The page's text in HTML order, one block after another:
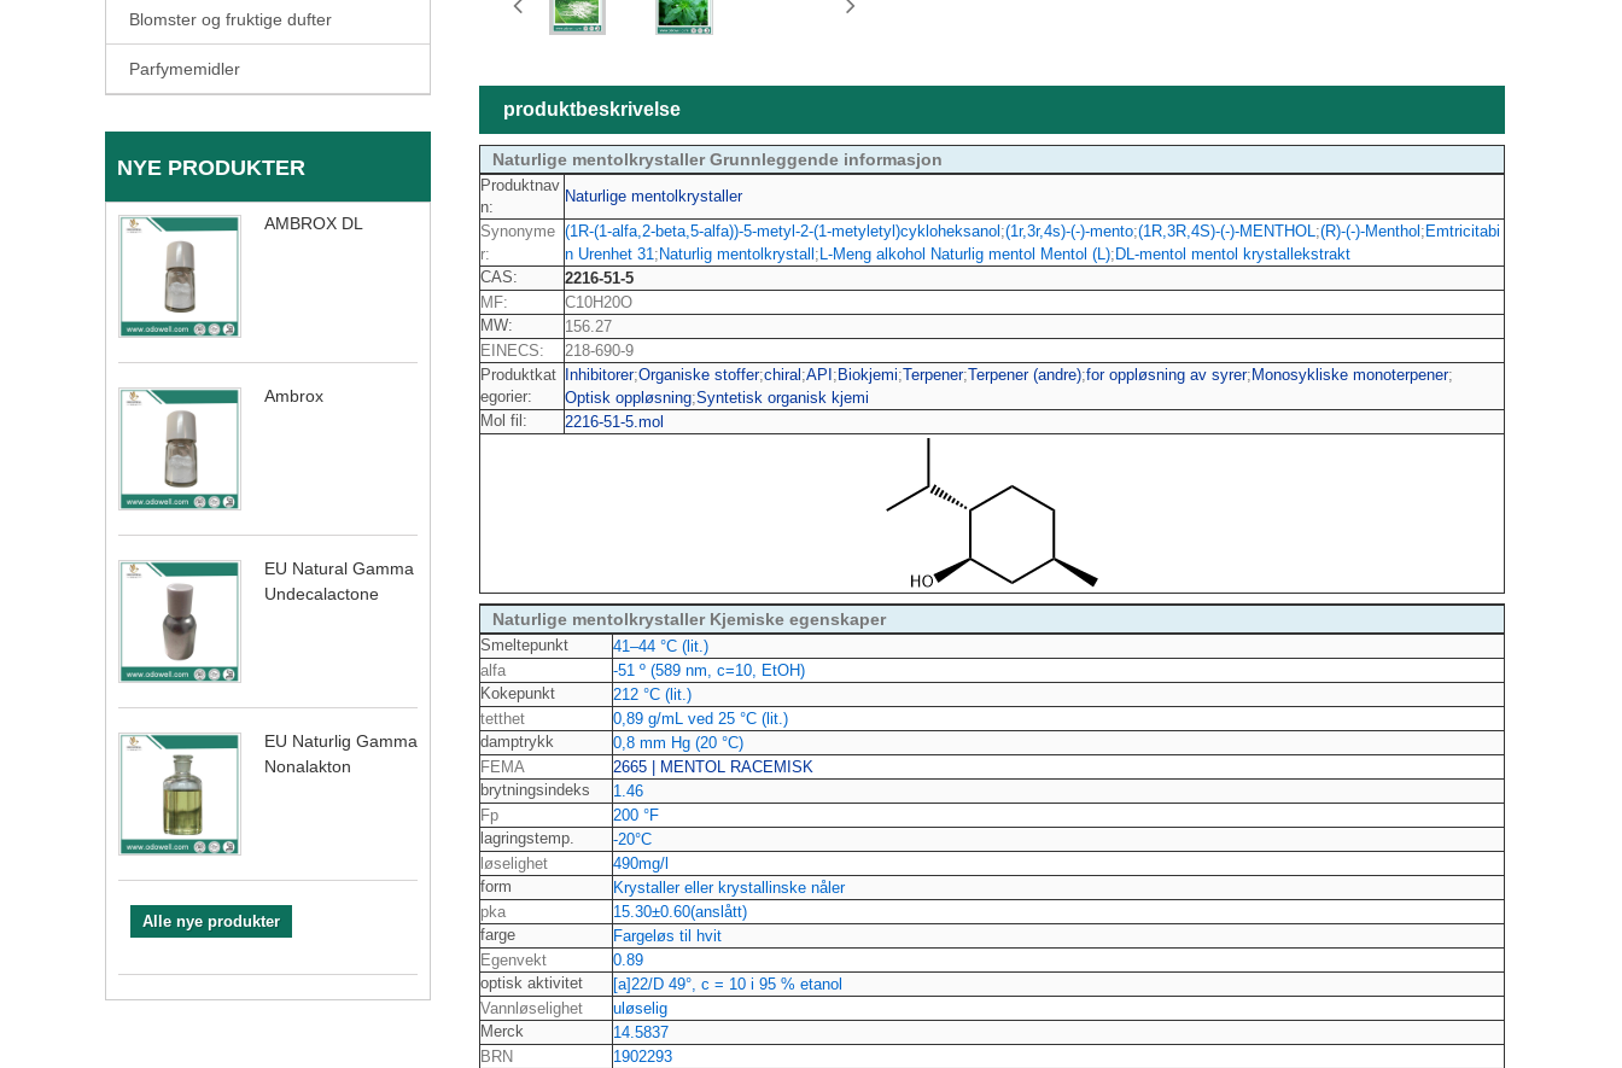
Blomster og fruktige dufter
Parfymemidler
NYE PRODUKTER
AMBROX DL
Ambrox
EU Natural Gamma
Undecalactone
EU Naturlig Gamma
Nonalakton
Alle nye produkter
produktbeskrivelse
Naturlige mentolkrystaller Grunnleggende informasjon
Produktnav
n:
Naturlige mentolkrystaller
Synonyme
r:
(1R-(1-alfa,2-beta,5-alfa))-5-metyl-2-(1-metyletyl)cykloheksanol ;(1r,3r,4s)-(-)-mento;(1R,3R,4S)-(-)-MENTHOL ;(R)-(-)-Menthol ; Emtricitabi
n Urenhet 31 ; Naturlig mentolkrystall ; L-Meng alkohol Naturlig mentol Mentol (L); DL-mentol mentol krystallekstrakt
CAS:
2216-51-5
MF:
C10H20O
MW:
156.27
EINECS:
218-690-9
Produktkat
egorier:
Inhibitorer;Organiske stoffer;chiral ;API ; Biokjemi;Terpener;Terpener (andre);for oppløsning av syrer; Monosykliske monoterpener;
Optisk oppløsning;Syntetisk organisk kjemi
Mol fil:
2216-51-5.mol
Naturlige mentolkrystaller Kjemiske egenskaper
Smeltepunkt
41–44 °C (lit.)
alfa
-51 º (589 nm, c=10, EtOH)
Kokepunkt
212 °C (lit.)
tetthet
0,89 g/mL ved 25 °C (lit.)
damptrykk
0,8 mm Hg (20 °C)
FEMA
2665 | MENTOL RACEMISK
brytningsindeks
1.46
Fp
200 °F
lagringstemp.
-20°C
løselighet
490mg/l
form
Krystaller eller krystallinske nåler
pka
15.30±0.60(anslått)
farge
Fargeløs til hvit
Egenvekt
0.89
optisk aktivitet
[a]22/D 49°, c = 10 i 95 % etanol
Vannløselighet
uløselig
Merck
14.5837
BRN
1902293